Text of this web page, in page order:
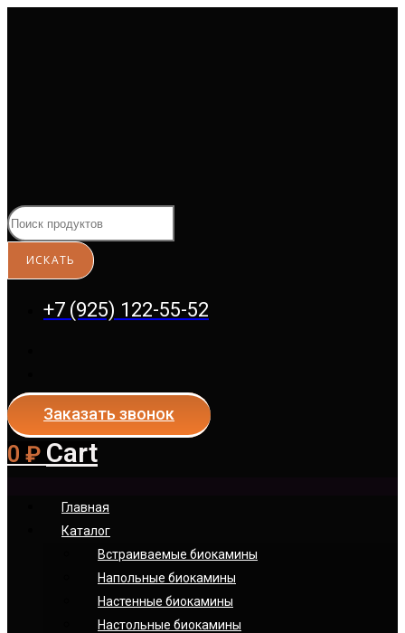
+7 (925) 122-55-52
Заказать звонок
0 ₽ Cart
Главная
Каталог
Встраиваемые биокамины
Напольные биокамины
Настенные биокамины
Настoльные биокамины